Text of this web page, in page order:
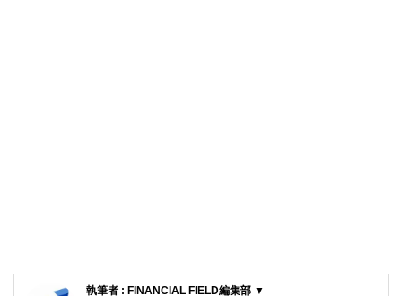
執筆者 : FINANCIAL FIELD編集部 ▼